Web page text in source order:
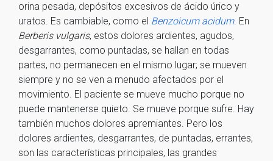
orina pesada, depósitos excesivos de ácido úrico y
uratos. Es cambiable, como el Benzoicum acidum. En
Berberis vulgaris, estos dolores ardientes, agudos,
desgarrantes, como puntadas, se hallan en todas
partes, no permanecen en el mismo lugar; se mueven
siempre y no se ven a menudo afectados por el
movimiento. El paciente se mueve mucho porque no
puede mantenerse quieto. Se mueve porque sufre. Hay
también muchos dolores apremiantes. Pero los
dolores ardientes, desgarrantes, de puntadas, errantes,
son las características principales, las grandes